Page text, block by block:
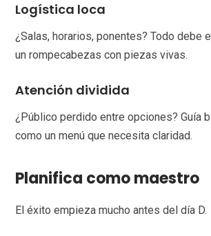
Logística loca
¿Salas, horarios, ponentes? Todo debe
un rompecabezas con piezas vivas.
Atención dividida
¿Público perdido entre opciones? Guía
como un menú que necesita claridad.
Planifica como maestro
El éxito empieza mucho antes del día D.